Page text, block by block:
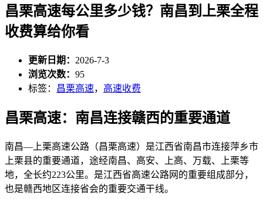
昌栗高速每公里多少钱？南昌到上栗全程
收费算给你看
更新日期： 2026-7-3
浏览次数： 95
标签： 昌栗高速， 高速收费
昌栗高速：南昌连接赣西的重要通道
南昌—上栗高速公路（昌栗高速）是江西省南昌市连接萍乡市
上栗县的重要通道，途经南昌、高安、上高、万载、上栗等
地，全长约223公里。是江西省高速公路网的重要组成部分，
也是赣西地区连接省会的重要交通干线。